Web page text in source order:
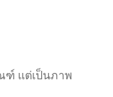
ฑ์ แต่เป็นภาพ